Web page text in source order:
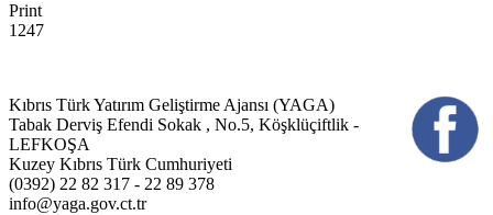
Print
1247
Kıbrıs Türk Yatırım Geliştirme Ajansı (YAGA)
Tabak Derviş Efendi Sokak , No.5, Köşklüçiftlik -
LEFKOŞA
Kuzey Kıbrıs Türk Cumhuriyeti
(0392) 22 82 317 - 22 89 378
info@yaga.gov.ct.tr